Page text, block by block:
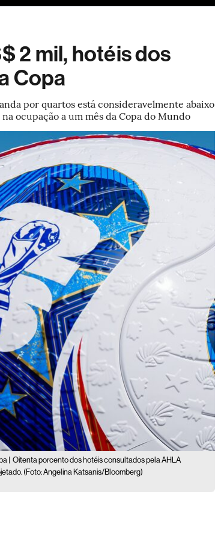
2 mil, hotéis dos
Copa
por quartos está consideravelmente abaixo
ocupação a um mês da Copa do Mundo
|
Oitenta porcento dos hotéis consultados pela AHLA
(Foto: Angelina Katsanis/Bloomberg)